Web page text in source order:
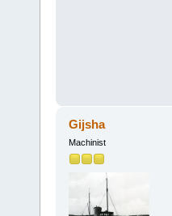
Gijsha
Machinist